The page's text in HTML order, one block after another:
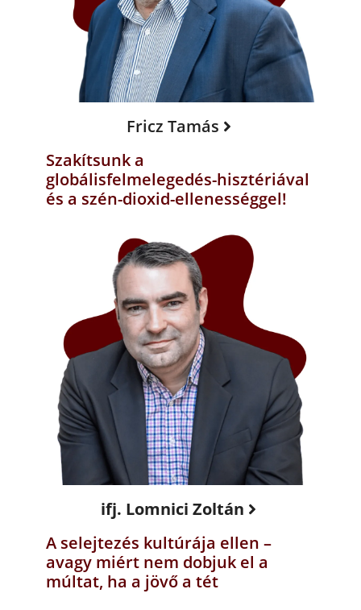
Fricz Tamás
Szakítsunk a
globálisfelmelegedés-hisztériával
és a szén-dioxid-ellenességgel!
ifj. Lomnici Zoltán
A selejtezés kultúrája ellen –
avagy miért nem dobjuk el a
múltat, ha a jövő a tét